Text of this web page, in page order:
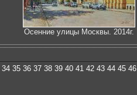
Осенние улицы Москвы. 2014г.
34 35 36 37 38 39 40 41 42 43 44 45 46